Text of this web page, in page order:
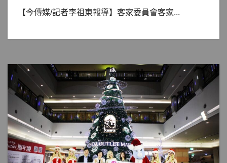
【今傳媒/記者李祖東報導】客家委員會客家...